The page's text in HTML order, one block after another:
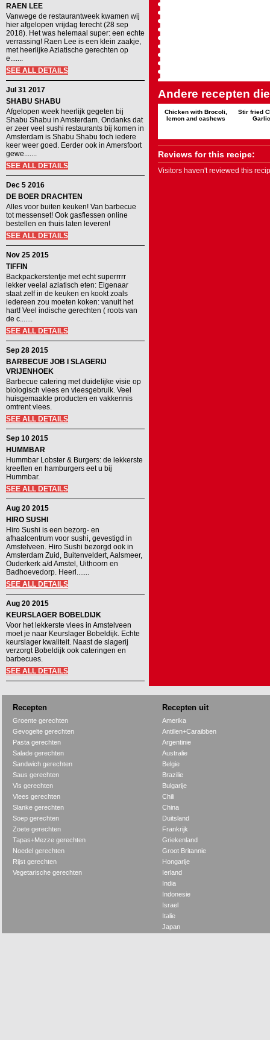
RAEN LEE
Vanwege de restaurantweek kwamen wij
hier afgelopen vrijdag terecht (28 sep
2018). Het was helemaal super: een echte
verrassing! Raen Lee is een klein zaakje,
met heerlijke Aziatische gerechten op
e.......
SEE ALL DETAILS
Jul 31 2017
SHABU SHABU
Afgelopen week heerlijk gegeten bij
Shabu Shabu in Amsterdam. Ondanks dat
er zeer veel sushi restaurants bij komen in
Amsterdam is Shabu Shabu toch iedere
keer weer goed. Eerder ook in Amersfoort
gewe.......
SEE ALL DETAILS
Dec 5 2016
DE BOER DRACHTEN
Alles voor buiten keuken! Van barbecue
tot messenset! Ook gasflessen online
bestellen en thuis laten leveren!
SEE ALL DETAILS
Nov 25 2015
TIFFIN
Backpackerstentje met echt superrrrr
lekker veelal aziatisch eten: Eigenaar
staat zelf in de keuken en kookt zoals
iedereen zou moeten koken: vanuit het
hart! Veel indische gerechten ( roots van
de c.......
SEE ALL DETAILS
Sep 28 2015
BARBECUE JOB I SLAGERIJ
VRIJENHOEK
Barbecue catering met duidelijke visie op
biologisch vlees en vleesgebruik. Veel
huisgemaakte producten en vakkennis
omtrent vlees.
SEE ALL DETAILS
Sep 10 2015
HUMMBAR
Hummbar Lobster & Burgers: de lekkerste
kreeften en hamburgers eet u bij
Hummbar.
SEE ALL DETAILS
Aug 20 2015
HIRO SUSHI
Hiro Sushi is een bezorg- en
afhaalcentrum voor sushi, gevestigd in
Amstelveen. Hiro Sushi bezorgd ook in
Amsterdam Zuid, Buitenveldert, Aalsmeer,
Ouderkerk a/d Amstel, Uithoorn en
Badhoevedorp. Heerl.......
SEE ALL DETAILS
Aug 20 2015
KEURSLAGER BOBELDIJK
Voor het lekkerste vlees in Amstelveen
moet je naar Keurslager Bobeldijk. Echte
keurslager kwaliteit. Naast de slagerij
verzorgt Bobeldijk ook cateringen en
barbecues.
SEE ALL DETAILS
Andere recepten
Chicken with Brocoli,
lemon and cashews
Stir fried
Reviews for this recipe:
Visitors haven't reviewed this
Recepten Recepten uit
Groente gerechten
Gevogelte gerechten
Pasta gerechten
Salade gerechten
Sandwich gerechten
Saus gerechten
Vis gerechten
Vlees gerechten
Slanke gerechten
Soep gerechten
Zoete gerechten
Tapas+Mezze gerechten
Noedel gerechten
Rijst gerechten
Vegetarische gerechten
Amerika
Antillen+Caraibben
Argentinie
Australie
Belgie
Brazilie
Bulgarije
Chili
China
Duitsland
Frankrijk
Griekenland
Groot Britannie
Hongarije
Ierland
India
Indonesie
Israel
Italie
Japan